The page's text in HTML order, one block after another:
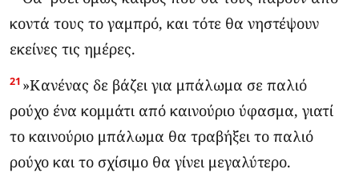
κοντά τους το γαμπρό, και τότε θα νηστέψουν
εκείνες τις ημέρες.
21 »Κανένας δε βάζει για μπάλωμα σε παλιό
ρούχο ένα κομμάτι από καινούριο ύφασμα, γιατί
το καινούριο μπάλωμα θα τραβήξει το παλιό
ρούχο και το σχίσιμο θα γίνει μεγαλύτερο.